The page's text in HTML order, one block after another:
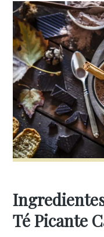
Té Picante